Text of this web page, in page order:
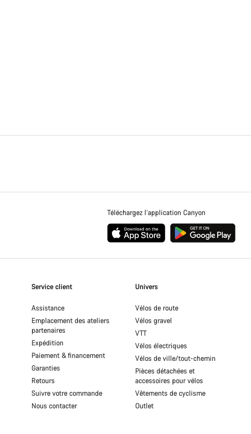
Téléchargez l’application Canyon
Service client
Assistance
Emplacement des ateliers
partenaires
Expédition
Paiement & financement
Garanties
Retours
Suivre votre commande
Nous contacter
Univers
Vélos de route
Vélos gravel
VTT
Vélos électriques
Vélos de ville/tout-chemin
Pièces détachées et
accessoires pour vélos
Vêtements de cyclisme
Outlet